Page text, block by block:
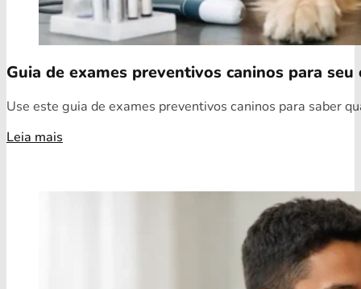
Guia de exames preventivos caninos para seu
Use este guia de exames preventivos caninos para saber
Leia mais